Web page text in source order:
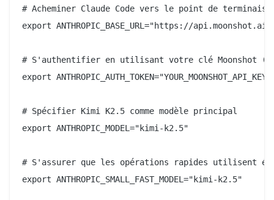
# Acheminer Claude Code vers le point de
export ANTHROPIC_BASE_URL="https://
# S'authentifier en utilisant votre clé Moonshot
export ANTHROPIC_AUTH_TOKEN="YOUR_MOONSHOT_API_KEY"
# Spécifier Kimi K2.5 comme modèle principal
export ANTHROPIC_MODEL="kimi-k2.5"
# S'assurer que les opérations rapides utilisent
export ANTHROPIC_SMALL_FAST_MODEL="kimi-k2.5"